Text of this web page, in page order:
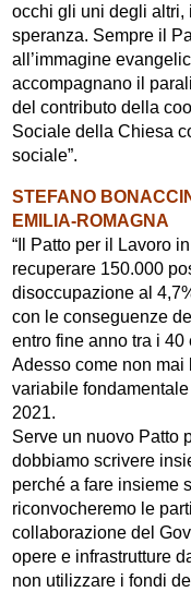
occhi gli uni degli altri,
speranza. Sempre il
all’immagine
accompagnano il
del contributo della
Sociale della Chiesa
sociale”.
STEFANO
EMILIA-ROMAGNA
“Il Patto per il Lavoro
recuperare 150.000
disoccupazione al
con le conseguenze
entro fine anno tra i
Adesso come non
variabile
2021.
Serve un nuovo Patto
dobbiamo scrivere
perché a fare insieme
riconvocheremo le
collaborazione del
opere e infrastrutture
non utilizzare i fondi